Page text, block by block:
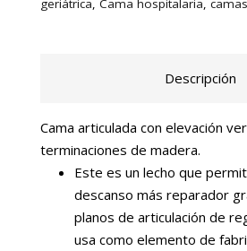
geriátrica, Cama hospitalaria,
Descripción
Cama articulada con elevación
terminaciones de madera.
Este es un lecho que
descanso más reparador
planos de articulación de
usa como elemento de